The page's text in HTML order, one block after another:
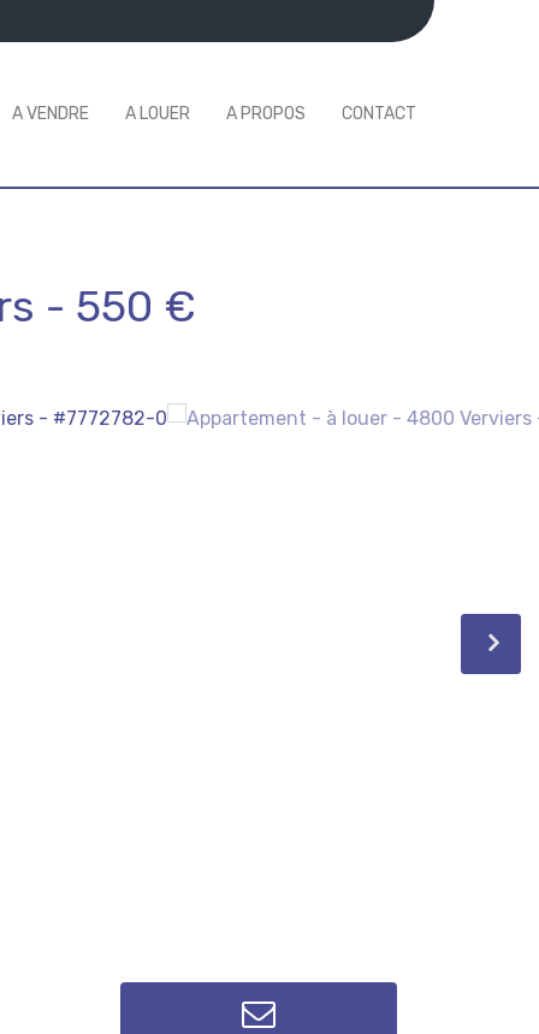
A VENDRE A LOUER A PROPOS CONTACT
- 550 €